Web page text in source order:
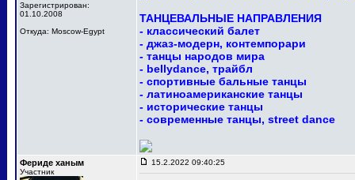
Зарегистрирован:
01.10.2008
Откуда: Moscow-Egypt
ТАНЦЕВАЛЬНЫЕ НАПРАВЛЕНИЯ
- классический балет
- джаз-модерн, контемпорари
- танцы народов мира
- bellydance, трайбл
- спортивные бальные танцы
- латиноамериканские танцы
- исторические танцы
- современные танцы, street dance
Фериде ханым
Участник
15.2.2022 09:40:25